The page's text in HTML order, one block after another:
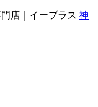
店｜イープラス 神